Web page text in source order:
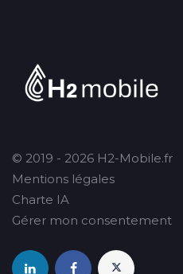
© 2019 - 2026 H2-Mobile.fr
Mentions légales
Charte IA
Gérer mon consentement